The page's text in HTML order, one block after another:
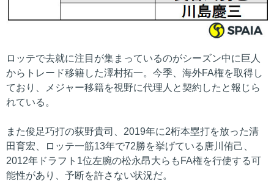
ロッテで去就に注目が集まっているのがシーズン中に巨人
からトレード移籍した澤村拓一。今季、海外FA権を取得し
ており、メジャー移籍を視野に代理人と契約したと報じら
れている。
また俊足巧打の荻野貴司、2019年に2桁本塁打を放った清
田育宏、ロッテ一筋13年で72勝を挙げている唐川侑己、
2012年ドラフト1位左腕の松永昂大らもFA権を行使する可
能性があり、予断を許さない状況だ。